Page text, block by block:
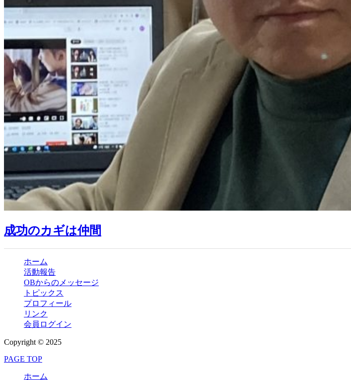
成功のカギは仲間
ホーム
活動報告
OBからのメッセージ
トピックス
プロフィール
リンク
会員ログイン
Copyright © 2025
PAGE TOP
ホーム